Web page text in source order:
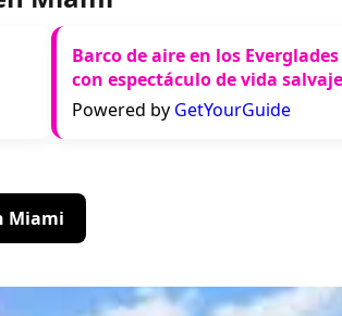
Barco de aire en los Everglades
con espectáculo de vida salvaje
Powered by GetYourGuide
Miami